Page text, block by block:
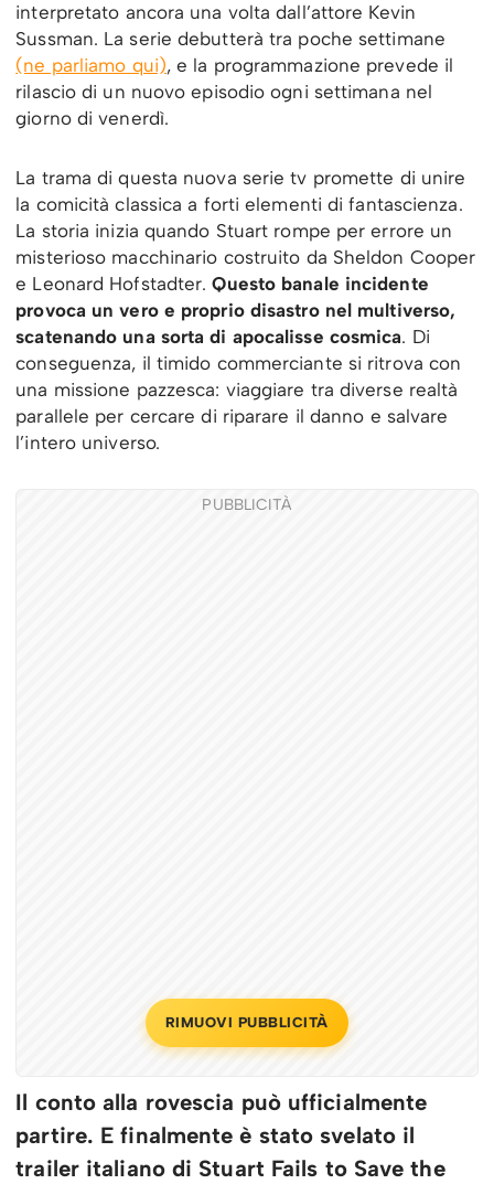
interpretato ancora una volta dall’attore Kevin
Sussman. La serie debutterà tra poche settimane
(ne parliamo qui), e la programmazione prevede il
rilascio di un nuovo episodio ogni settimana nel
giorno di venerdì.
La trama di questa nuova serie tv promette di unire
la comicità classica a forti elementi di fantascienza.
La storia inizia quando Stuart rompe per errore un
misterioso macchinario costruito da Sheldon Cooper
e Leonard Hofstadter.Questo banale incidente
provoca un vero e proprio disastro nel multiverso,
scatenando una sorta di apocalisse cosmica. Di
conseguenza, il timido commerciante si ritrova con
una missione pazzesca: viaggiare tra diverse realtà
parallele per cercare di riparare il danno e salvare
l’intero universo.
PUBBLICITÀ
RIMUOVI PUBBLICITÀ
Il conto alla rovescia può ufficialmente
partire. E finalmente è stato svelato il
trailer italiano di Stuart Fails to Save the